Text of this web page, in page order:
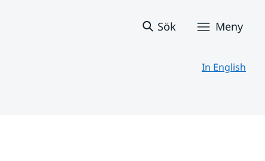
Sök Meny
In English